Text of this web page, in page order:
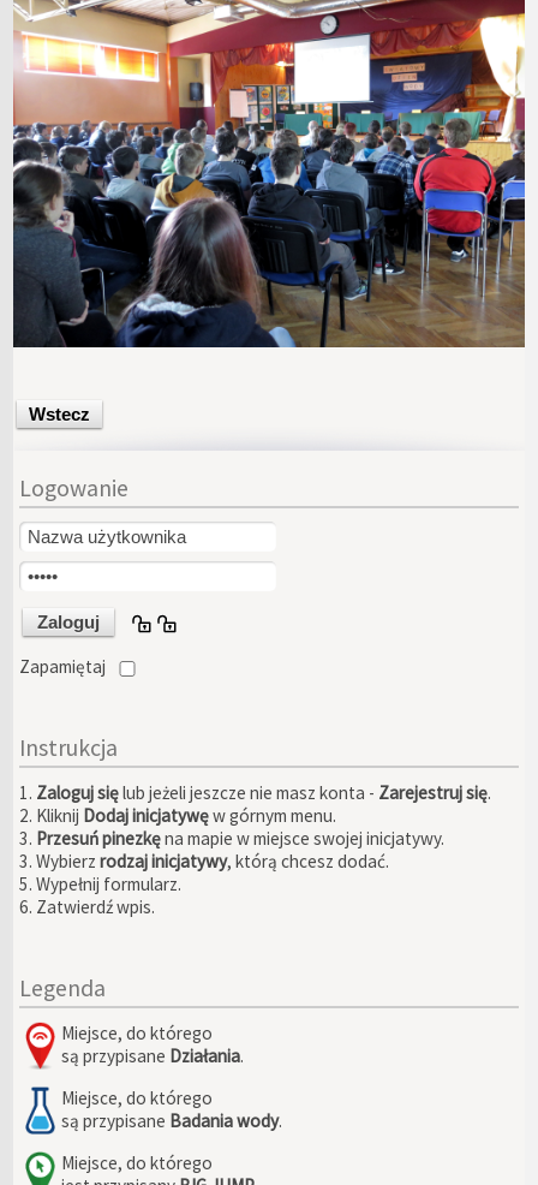
Wstecz
Logowanie
Zapamiętaj
Instrukcja
1. Zaloguj sięlub jeżeli jeszcze nie masz konta - Zarejestruj się.
2. Kliknij Dodaj inicjatywęw górnym menu.
3. Przesuń pinezkęna mapie w miejsce swojej inicjatywy.
3. Wybierzrodzaj inicjatywy, którą chcesz dodać.
5. Wypełnij formularz.
6. Zatwierdź wpis.
Legenda
Miejsce, do którego
są przypisane Działania.
Miejsce, do którego
są przypisane Badania wody.
Miejsce, do którego